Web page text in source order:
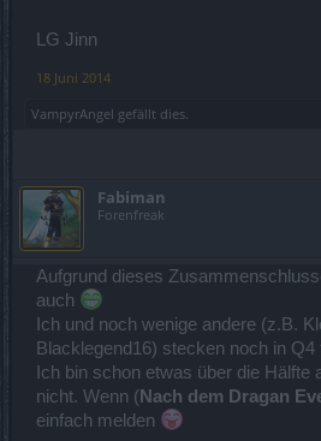
LG Jinn
18 Juni 2014
VampyrAngel gefällt dies.
Fabiman
Forenfreak
Aufgrund dieses
auch
Ich und noch wenige andere (z.B.
Blacklegend16) stecken noch in Q4
Ich bin schon etwas über die Hälfte
nicht. Wenn (Nach dem Dragan
einfach melden